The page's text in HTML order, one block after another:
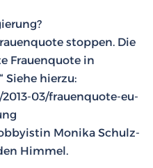
stoppen. Die
Frauenquote in
Siehe hierzu:
03/frauenquote-eu-
Monika Schulz-
Himmel.